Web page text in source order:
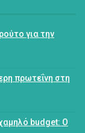
για την
πρωτεΐνη στη
budget: Ο